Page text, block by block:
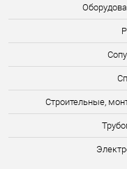
Строительные,